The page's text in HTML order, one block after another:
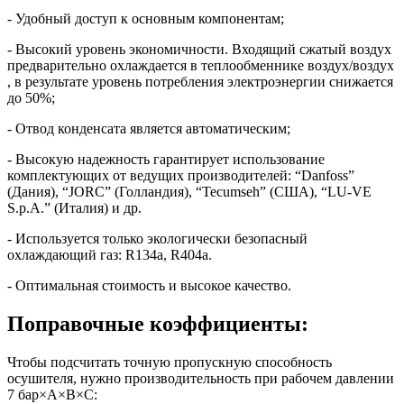
- Удобный доступ к основным компонентам;
- Высокий уровень экономичности. Входящий сжатый воздух
предварительно охлаждается в теплообменнике воздух/воздух
, в результате уровень потребления электроэнергии снижается
до 50%;
- Отвод конденсата является автоматическим;
- Высокую надежность гарантирует использование
комплектующих от ведущих производителей: “Danfoss”
(Дания), “JORC” (Голландия), “Tecumseh” (США), “LU-VE
S.p.A.” (Италия) и др.
- Используется только экологически безопасный
охлаждающий газ: R134a, R404a.
- Оптимальная стоимость и высокое качество.
Поправочные коэффициенты:
Чтобы подсчитать точную пропускную способность
осушителя, нужно производительность при рабочем давлении
7 бар×A×B×C: